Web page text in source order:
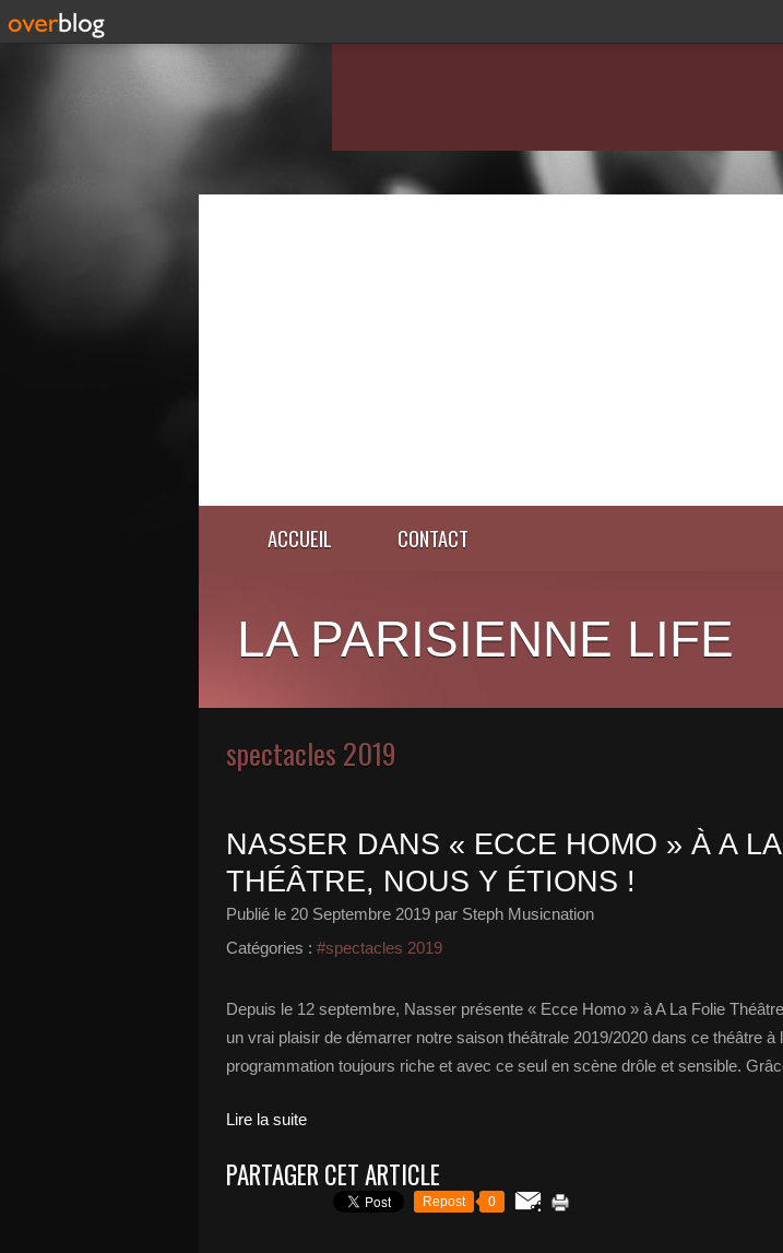
ACCUEIL CONTACT
LA PARISIENNE LIFE
spectacles 2019
NASSER DANS « ECCE HOMO » À A
THÉÂTRE, NOUS Y ÉTIONS !
Publié le 20 Septembre 2019 par Steph Musicnation
Catégories : #spectacles 2019
Depuis le 12 septembre, Nasser présente « Ecce Homo » à A La Folie
un vrai plaisir de démarrer notre saison théâtrale 2019/2020 dans ce théâtre à
programmation toujours riche et avec ce seul en scène drôle et sensible.
Lire la suite
PARTAGER CET ARTICLE
Repost 0